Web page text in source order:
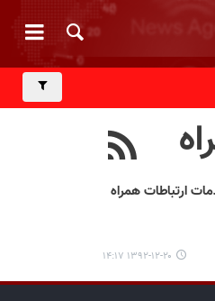
ارتباطات همراه
۱۳۹۲-۱۲-۲۰ ۱۴:۱۷